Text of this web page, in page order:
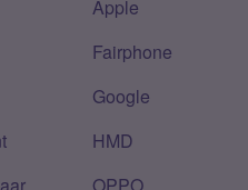
Apple
Fairphone
Google
HMD